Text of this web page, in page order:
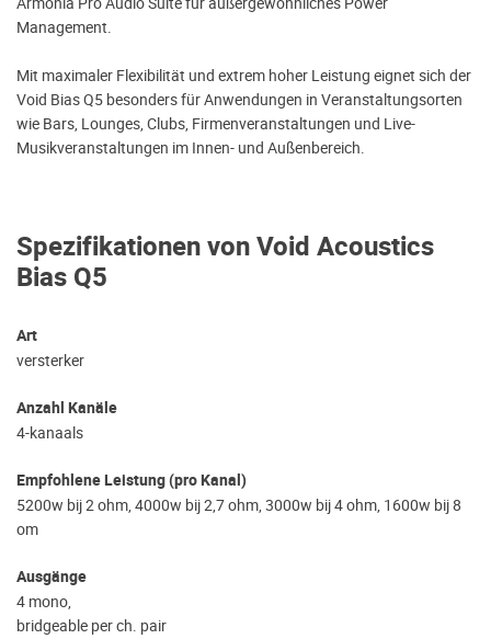
Spezifikationen von Void Acoustics
Bias Q5
Art
versterker
Anzahl Kanäle
4-kanaals
Empfohlene Leistung (pro Kanal)
5200w bij 2 ohm, 4000w bij 2,7 ohm, 3000w bij 4 ohm, 1600w bij 8
om
Ausgänge
4 mono,
bridgeable per ch. pair
Management.
Mit maximaler Flexibilität und extrem hoher Leistung eignet sich der
Void Bias Q5 besonders für Anwendungen in Veranstaltungsorten
wie Bars, Lounges, Clubs, Firmenveranstaltungen und Live-
Musikveranstaltungen im Innen- und Außenbereich.